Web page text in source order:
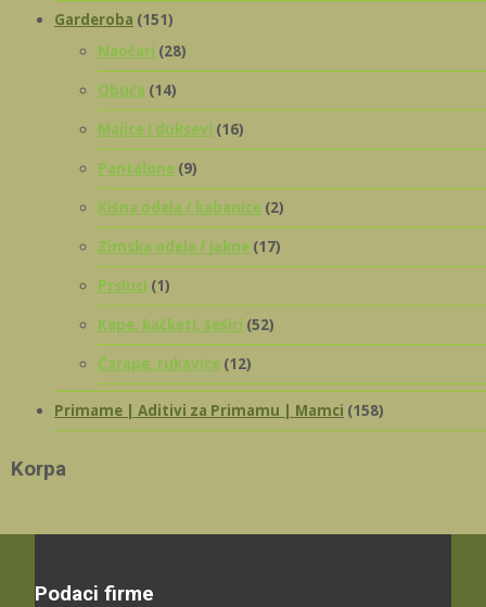
Garderoba (151)
Naočari (28)
Obuća (14)
Majice i duksevi (16)
Pantalone (9)
Kišna odela / kabanice (2)
Zimska odela / jakne (17)
Prsluci (1)
Kape, kačketi, šeširi (52)
Čarape, rukavice (12)
Primame | Aditivi za Primamu | Mamci (158)
Korpa
Podaci firme